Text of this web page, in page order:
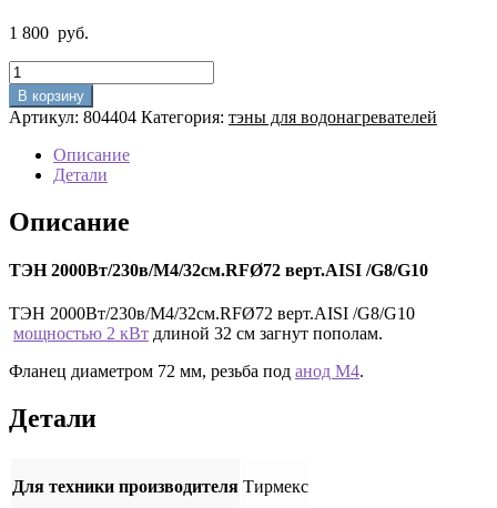
1 800 руб.
Количество
товара
ТЭН
2000Вт/230в/
М4/32см.RFØ72
верт.
В корзину
Артикул: 804404 Категория: тэны для водонагревателей
Описание
Детали
Описание
ТЭН 2000Вт/230в/М4/32см.RFØ72 верт.AISI /G8/G10
ТЭН 2000Вт/230в/М4/32см.RFØ72 верт.AISI /G8/G10
мощностью 2 кВт длиной 32 см загнут пополам.
Фланец диаметром 72 мм, резьба под анод М4.
Детали
Для техники производителя Тирмекс